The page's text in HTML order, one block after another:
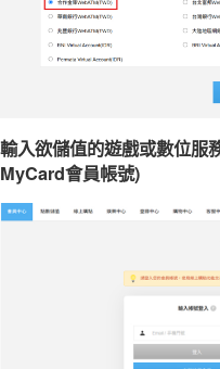
輸入欲儲值的遊戲或數位服
MyCard會員帳號)